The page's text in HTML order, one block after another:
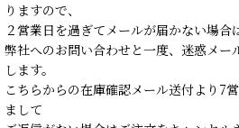
りますので、
２営業日を過ぎてメールが届かない場合
弊社へのお問い合わせと一度、迷惑メー
します。
こちらからの在庫確認メール送付より7
まして